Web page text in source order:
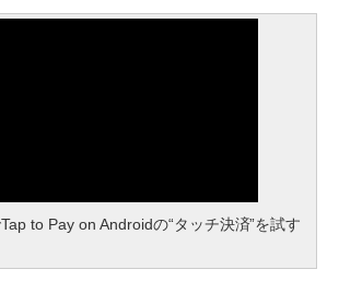
to Pay on Androidの“タッチ決済”を試す